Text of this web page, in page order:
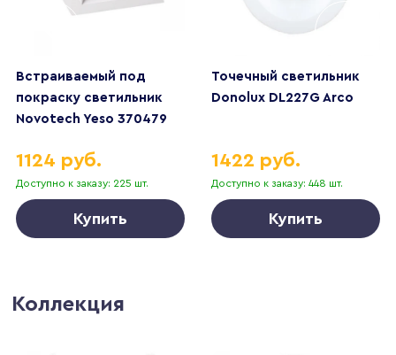
Встраиваемый под
покраску светильник
Novotech Yeso 370479
Доступно к заказу: 225 шт.
1124 руб.
Купить
Точечный светильник
Donolux DL227G Arco
Доступно к заказу: 448 шт.
1422 руб.
Купить
Коллекция